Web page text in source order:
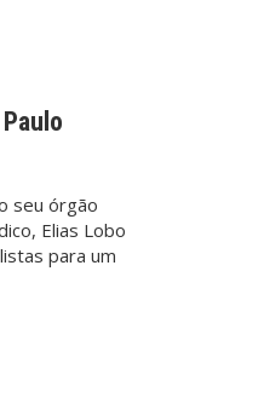
seu órgão
Elias Lobo
para um